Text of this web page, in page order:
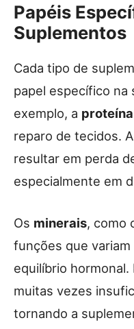
Papéis
Suplementos
Cada tipo de
papel específico na
exemplo, a proteína
reparo de tecidos.
resultar em perda
especialmente em
Os minerais, como
funções que
equilíbrio
muitas vezes
tornando a